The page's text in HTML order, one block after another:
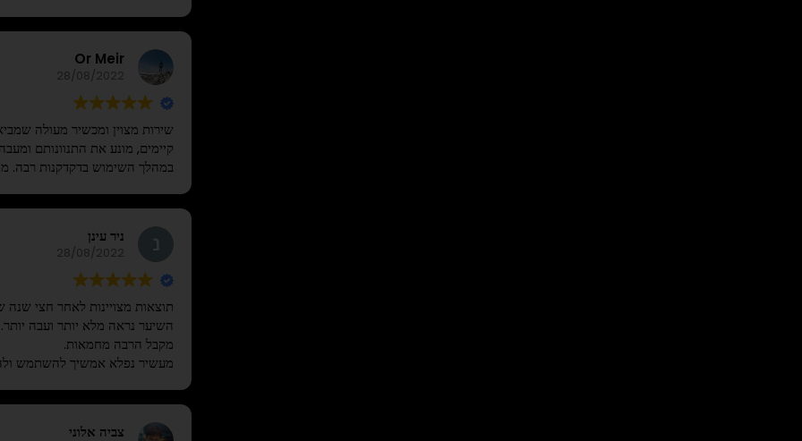
Or Meir
28/08/2022
שירות מצוין ומכשיר מעולה
קיימים, מונע את התנוונותם
במהלך השימוש בדקדקנות רבה.
ניר עינן
28/08/2022
תוצאות מצויינות לאחר חצי
השיער נראה מלא יותר ועבה יותר.
מקבל הרבה מחמאות.
מעשיר נפלא אמשיך להשתמש
צביה אלוני